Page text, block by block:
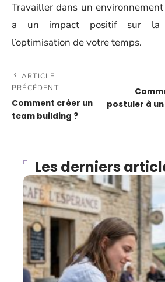
Travailler dans un
a un impact positif sur la
l’optimisation de votre temps.
ARTICLE
PRÉCÉDENT
Comment créer un
team building ?
postuler à
Les derniers